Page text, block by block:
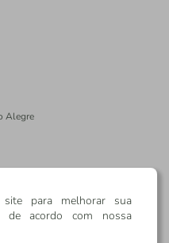
Alegre
site para melhorar sua
de acordo com nossa